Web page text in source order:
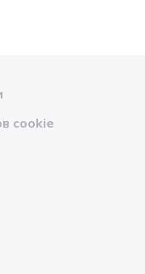
cookie